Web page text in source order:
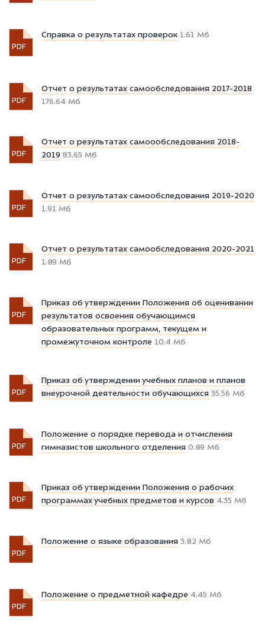
PDF
Справка о результатах проверок 1.61 Мб
PDF
Отчет о результатах самообследования 2017-2018
176.64 Мб
PDF
Отчет о результатах самоообследования 2018-
2019 83.65 Мб
PDF
Отчет о результатах самообследования 2019-2020
1.91 Мб
PDF
Отчет о результатах самообследования 2020-2021
1.89 Мб
PDF
Приказ об утверждении Положения об оценивании
результатов освоения обучающимся
образовательных программ, текущем и
промежуточном контроле 10.4 Мб
PDF
Приказ об утверждении учебных планов и планов
внеурочной деятельности обучающихся 35.56 Мб
PDF
Положение о порядке перевода и отчисления
гимназистов школьного отделения 0.89 Мб
PDF
Приказ об утверждении Положения о рабочих
программах учебных предметов и курсов 4.35 Мб
PDF
Положение о языке образования 3.82 Мб
PDF
Положение о предметной кафедре 4.45 Мб